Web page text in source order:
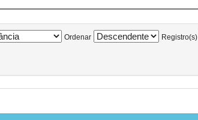
Ordenar Registro(s)